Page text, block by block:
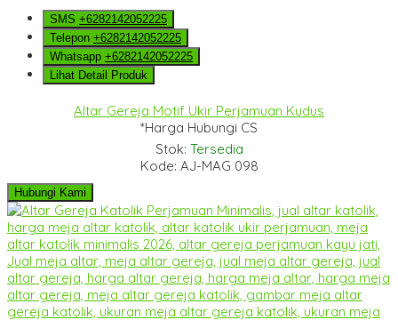
SMS +6282142052225
Telepon +6282142052225
Whatsapp +6282142052225
Lihat Detail Produk
Altar Gereja Motif Ukir Perjamuan Kudus
*Harga Hubungi CS
Stok: Tersedia
Kode: AJ-MAG 098
Hubungi Kami